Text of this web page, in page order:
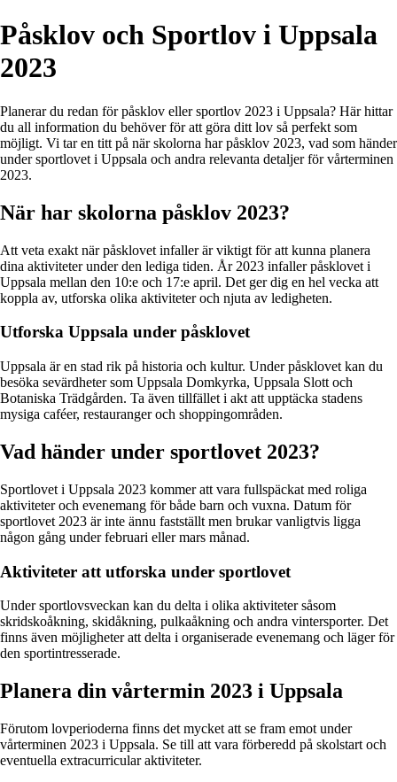
Påsklov och Sportlov i Uppsala
2023
Planerar du redan för påsklov eller sportlov 2023 i Uppsala? Här hittar
du all information du behöver för att göra ditt lov så perfekt som
möjligt. Vi tar en titt på när skolorna har påsklov 2023, vad som händer
under sportlovet i Uppsala och andra relevanta detaljer för vårterminen
2023.
När har skolorna påsklov 2023?
Att veta exakt när påsklovet infaller är viktigt för att kunna planera
dina aktiviteter under den lediga tiden. År 2023 infaller påsklovet i
Uppsala mellan den 10:e och 17:e april. Det ger dig en hel vecka att
koppla av, utforska olika aktiviteter och njuta av ledigheten.
Utforska Uppsala under påsklovet
Uppsala är en stad rik på historia och kultur. Under påsklovet kan du
besöka sevärdheter som Uppsala Domkyrka, Uppsala Slott och
Botaniska Trädgården. Ta även tillfället i akt att upptäcka stadens
mysiga caféer, restauranger och shoppingområden.
Vad händer under sportlovet 2023?
Sportlovet i Uppsala 2023 kommer att vara fullspäckat med roliga
aktiviteter och evenemang för både barn och vuxna. Datum för
sportlovet 2023 är inte ännu fastställt men brukar vanligtvis ligga
någon gång under februari eller mars månad.
Aktiviteter att utforska under sportlovet
Under sportlovsveckan kan du delta i olika aktiviteter såsom
skridskoåkning, skidåkning, pulkaåkning och andra vintersporter. Det
finns även möjligheter att delta i organiserade evenemang och läger för
den sportintresserade.
Planera din vårtermin 2023 i Uppsala
Förutom lovperioderna finns det mycket att se fram emot under
vårterminen 2023 i Uppsala. Se till att vara förberedd på skolstart och
eventuella extracurricular aktiviteter.